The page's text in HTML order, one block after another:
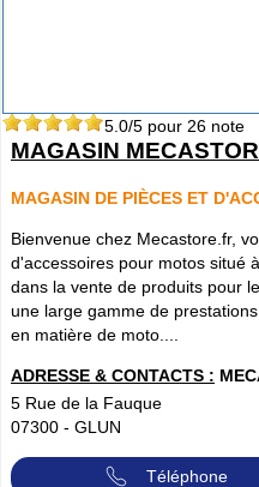
5.0/5 pour 26 note
MAGASIN
MAGASIN DE PIÈCES ET
Bienvenue chez Mecastore.fr,
d'accessoires pour motos situé
dans la vente de produits pour
une large gamme de
en matière de moto....
ADRESSE & CONTACTS :
5 Rue de la Fauque
07300 - GLUN
Téléphone